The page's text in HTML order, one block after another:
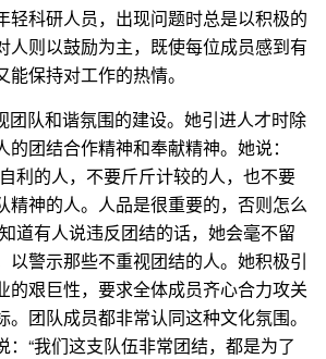
轻科研人员，出现问题时总是以积极的
人则以鼓励为主，既使每位成员感到有
保持对工作的热情。
团队和谐氛围的建设。她引进人才时除
团结合作精神和奉献精神。她说：
利的人，不要斤斤计较的人，也不要
精神的人。人品是很重要的，否则怎么
道有人说违反团结的话，她会毫不留
以警示那些不重视团结的人。她积极引
的艰巨性，要求全体成员齐心合力攻关
。团队成员都非常认同这种文化氛围。
：“我们这支队伍非常团结，都是为了